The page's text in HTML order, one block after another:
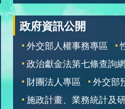
政府資訊公開
外交部人權事務專區
政治獻金法第七條查詢網
財團法人專區
外交部
施政計畫、業務統計及